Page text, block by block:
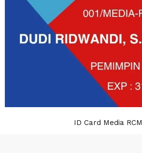
ID Card Media RCM